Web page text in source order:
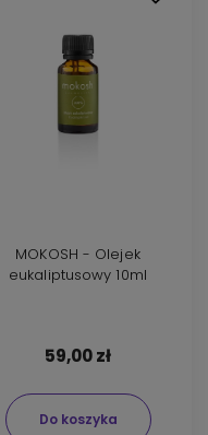
MOKOSH - Olejek
eukaliptusowy 10ml
59,00 zł
Do koszyka